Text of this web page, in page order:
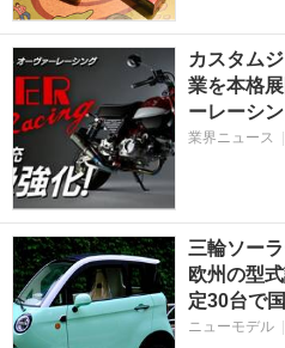
カスタム
業を本格
ーレーシ
業界ニュース |
三輪ソー
欧州の型
定30台で
ニューモデル |